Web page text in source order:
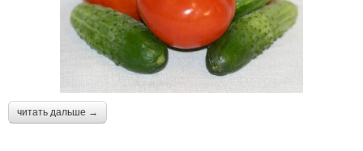
читать дальше →